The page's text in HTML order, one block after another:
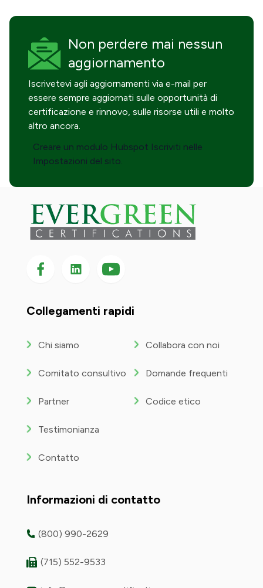
Non perdere mai nessun
aggiornamento
Iscrivetevi agli aggiornamenti via e-mail per
essere sempre aggiornati sulle opportunità di
certificazione e rinnovo, sulle risorse utili e molto
altro ancora.
Creare un modulo Hubspot Iscriviti nelle
Impostazioni del sito.
Seguici su Facebook
Seguici su LinkedIn
Seguici
su
Collegamenti rapidi
Chi siamo
Comitato consultivo
Partner
Testimonianza
Contatto
Collabora con noi
Domande frequenti
Codice etico
Informazioni di contatto
(800) 990-2629
(715) 552-9533